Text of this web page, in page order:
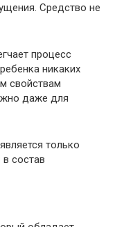
Средство не
процесс
никаких
свойствам
даже для
только
состав